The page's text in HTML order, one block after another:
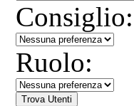
Consiglio:
Ruolo: